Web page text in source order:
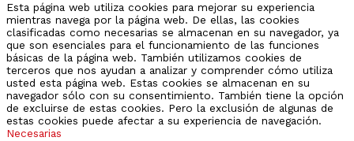
Esta página web utiliza cookies para mejorar su experiencia
mientras navega por la página web. De ellas, las cookies
clasificadas como necesarias se almacenan en su navegador, ya
que son esenciales para el funcionamiento de las funciones
básicas de la página web. También utilizamos cookies de
terceros que nos ayudan a analizar y comprender cómo utiliza
usted esta página web. Estas cookies se almacenan en su
navegador sólo con su consentimiento. También tiene la opción
de excluirse de estas cookies. Pero la exclusión de algunas de
estas cookies puede afectar a su experiencia de navegación.
Necesarias